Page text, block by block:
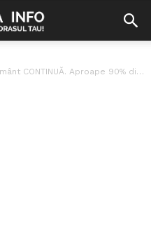
Aproape 90% dintre sindicaliști au refuzat oferta Guvernului